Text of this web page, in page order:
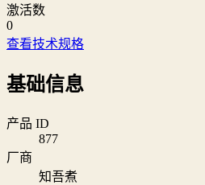
激活数
0
查看技术规格
基础信息
产品 ID
877
厂商
知吾煮